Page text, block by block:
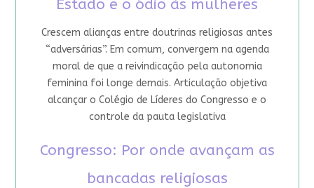
Estado e o ódio às mulheres
Crescem alianças entre doutrinas religiosas antes
“adversárias”. Em comum, convergem na agenda
moral de que a reivindicação pela autonomia
feminina foi longe demais. Articulação objetiva
alcançar o Colégio de Líderes do Congresso e o
controle da pauta legislativa
Congresso: Por onde avançam as
bancadas religiosas